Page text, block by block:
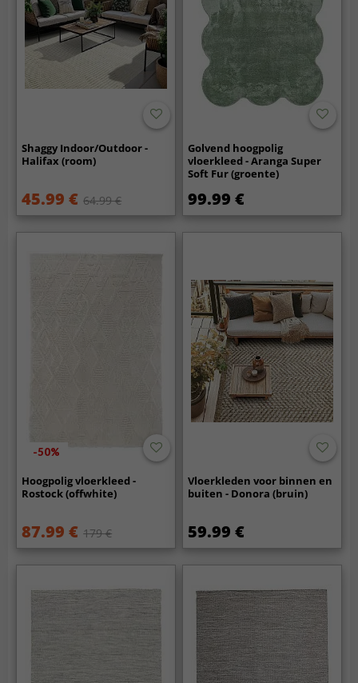
Shaggy Indoor/Outdoor -
Halifax (room)
45.99 € 64.99 €
Golvend hoogpolig
vloerkleed - Aranga Super
Soft Fur (groente)
99.99 €
-50%
Hoogpolig vloerkleed -
Rostock (offwhite)
87.99 € 179 €
Vloerkleden voor binnen en
buiten - Donora (bruin)
59.99 €